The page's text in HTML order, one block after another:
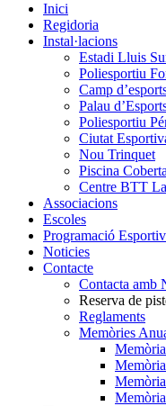
Inici
Regidoria
Instal·lacions
Estadi Lluis
Poliesportiu
Camp
Palau
Poliesportiu
Ciutat
Nou Trinquet
Piscina Coberta
Centre BTT
Associacions
Escoles
Programació
Noticies
Contacte
Contacta amb
Reserva de
Reglaments
Memòries